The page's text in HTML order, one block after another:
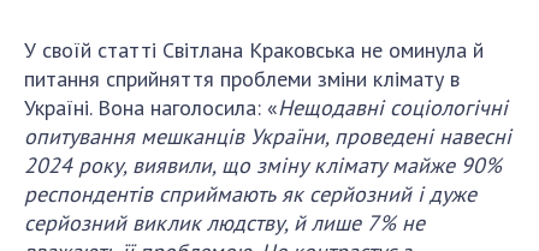
Засідання Президії НАН України
Сесії Загальних зборів НАН України
Річні звіти НАН України
Річні фінансові звіти НАН України
Наукові публікації та видавнича діяльність
У своїй статті Світлана Краковська не оминула й
питання сприйняття проблеми зміни клімату в
Україні. Вона наголосила: «Нещодавні соціологічні
опитування мешканців України, проведені навесні
2024 року, виявили, що зміну клімату майже 90%
респондентів сприймають як серйозний і дуже
серйозний виклик людству, й лише 7% не